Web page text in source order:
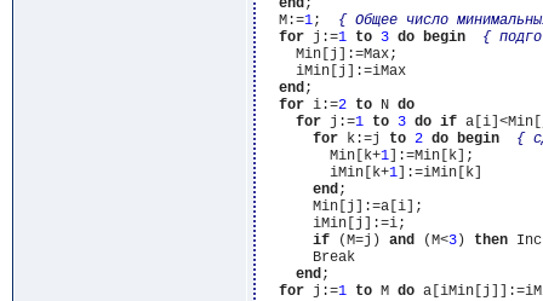
end;
  M:=
1; { Общее число
for j:=1 to 3 do begin
{
    Min[j]:=Max;
    iMin[j]:=iMax
end;
for i:=2 to N do
for j:=1 to 3 do if
for k:=j to 2 do begin
{
        Min[k+
1]:=Min[k];
        iMin[k+
1]:=iMin[k]
end;
      Min[j]:=a[i];
      iMin[j]:=i;
if (M=j) and (M<3) then
      Break
end;
for j:=1 to M do